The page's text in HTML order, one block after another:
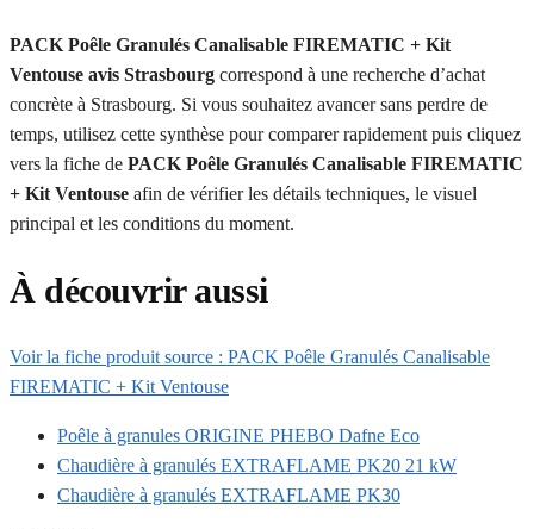
PACK Poêle Granulés Canalisable FIREMATIC + Kit
Ventouse avis Strasbourg correspond à une recherche d’achat
concrète à Strasbourg. Si vous souhaitez avancer sans perdre de
temps, utilisez cette synthèse pour comparer rapidement puis cliquez
vers la fiche de PACK Poêle Granulés Canalisable FIREMATIC
+ Kit Ventouse afin de vérifier les détails techniques, le visuel
principal et les conditions du moment.
À découvrir aussi
Voir la fiche produit source : PACK Poêle Granulés Canalisable
FIREMATIC + Kit Ventouse
Poêle à granules ORIGINE PHEBO Dafne Eco
Chaudière à granulés EXTRAFLAME PK20 21 kW
Chaudière à granulés EXTRAFLAME PK30